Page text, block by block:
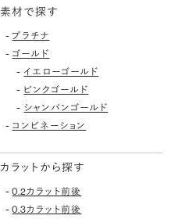
素材で探す
-プラチナ
- ゴールド
-イエローゴールド
- ピンクゴールド
- シャンパンゴールド
- コンビネーション
カラットから探す
-0.2カラット前後
-0.3カラット前後